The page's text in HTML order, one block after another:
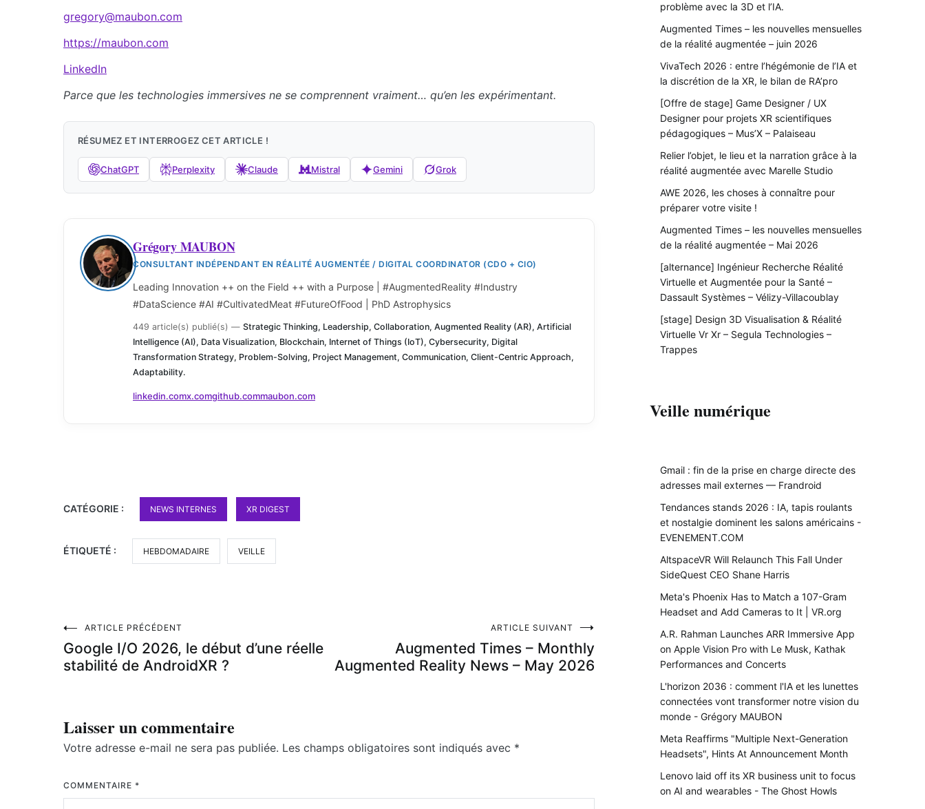
gregory@maubon.com
https://maubon.com
LinkedIn
Parce que les technologies immersives ne se comprennent vraiment… qu’en les expérimentant.
RÉSUMEZ ET INTERROGEZ CET ARTICLE !
ChatGPT Perplexity Claude Mistral Gemini Grok
Grégory MAUBON
CONSULTANT INDÉPENDANT EN RÉALITÉ AUGMENTÉE / DIGITAL COORDINATOR (CDO + CIO)
Leading Innovation ++ on the Field ++ with a Purpose | #AugmentedReality #Industry
#DataScience #AI #CultivatedMeat #FutureOfFood | PhD Astrophysics
449 article(s) publié(s) — Strategic Thinking, Leadership, Collaboration, Augmented Reality (AR), Artificial
Intelligence (AI), Data Visualization, Blockchain, Internet of Things (IoT), Cybersecurity, Digital
Transformation Strategy, Problem-Solving, Project Management, Communication, Client-Centric Approach,
Adaptability.
linkedin.comx.comgithub.commaubon.com
CATÉGORIE : NEWS INTERNES XR DIGEST
ÉTIQUETÉ : HEBDOMADAIRE VEILLE
Navigation
de
ARTICLE PRÉCÉDENT
Google I/O 2026, le début d’une réelle
stabilité de AndroidXR ?
ARTICLE SUIVANT
Augmented Times – Monthly
Augmented Reality News – May 2026
Laisser un commentaire
Votre adresse e-mail ne sera pas publiée. Les champs obligatoires sont indiqués avec *
COMMENTAIRE *
problème avec la 3D et l’IA.
Augmented Times – les nouvelles mensuelles
de la réalité augmentée – juin 2026
VivaTech 2026 : entre l’hégémonie de l’IA et
la discrétion de la XR, le bilan de RA’pro
[Offre de stage] Game Designer / UX
Designer pour projets XR scientifiques
pédagogiques – Mus’X – Palaiseau
Relier l’objet, le lieu et la narration grâce à la
réalité augmentée avec Marelle Studio
AWE 2026, les choses à connaître pour
préparer votre visite !
Augmented Times – les nouvelles mensuelles
de la réalité augmentée – Mai 2026
[alternance] Ingénieur Recherche Réalité
Virtuelle et Augmentée pour la Santé –
Dassault Systèmes – Vélizy-Villacoublay
[stage] Design 3D Visualisation & Réalité
Virtuelle Vr Xr – Segula Technologies –
Trappes
Veille numérique
Gmail : fin de la prise en charge directe des
adresses mail externes — Frandroid
Tendances stands 2026 : IA, tapis roulants
et nostalgie dominent les salons américains -
EVENEMENT.COM
AltspaceVR Will Relaunch This Fall Under
SideQuest CEO Shane Harris
Meta's Phoenix Has to Match a 107-Gram
Headset and Add Cameras to It | VR.org
A.R. Rahman Launches ARR Immersive App
on Apple Vision Pro with Le Musk, Kathak
Performances and Concerts
L'horizon 2036 : comment l'IA et les lunettes
connectées vont transformer notre vision du
monde - Grégory MAUBON
Meta Reaffirms "Multiple Next-Generation
Headsets", Hints At Announcement Month
Lenovo laid off its XR business unit to focus
on AI and wearables - The Ghost Howls